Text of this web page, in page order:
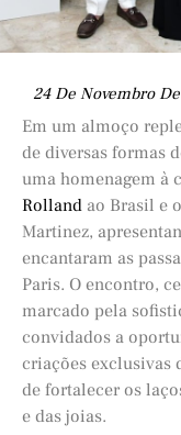
24 De Novembro
Em um almoço
de diversas formas
uma homenagem à
Rolland ao Brasil e
Martinez,
encantaram as
Paris. O encontro,
marcado pela
convidados a
criações exclusivas
de fortalecer os
e das joias.